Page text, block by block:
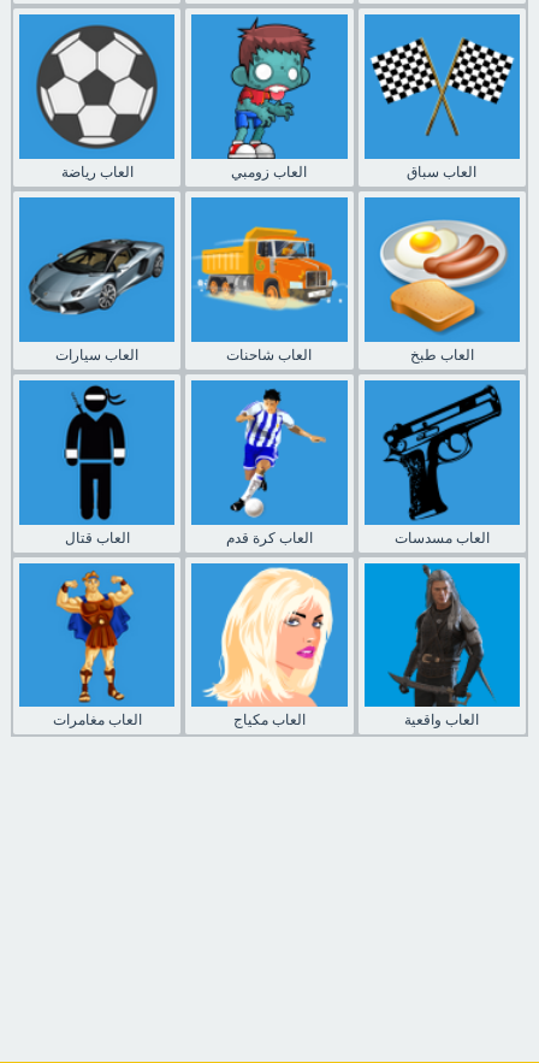
العاب رياضة العاب زومبي العاب سباق
العاب سيارات العاب شاحنات العاب طبخ
العاب قتال العاب كرة قدم العاب مسدسات
العاب مغامرات العاب مكياج العاب واقعية